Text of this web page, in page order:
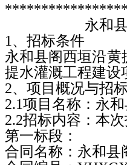
永和县阁西垣
1 、招标条件
永和县阁西垣沿黄
提水灌溉工程建设
2、项目概况与招
2.1项目名称：永
2.2招标内容：本
第一标段：
合同名称：永和县